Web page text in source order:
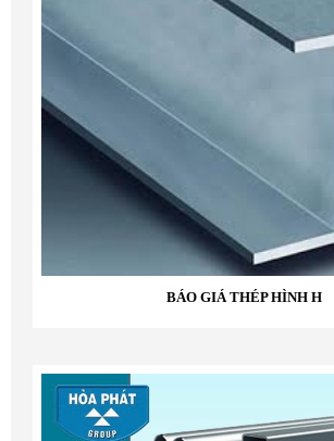
BÁO GIÁ THÉP HÌNH H